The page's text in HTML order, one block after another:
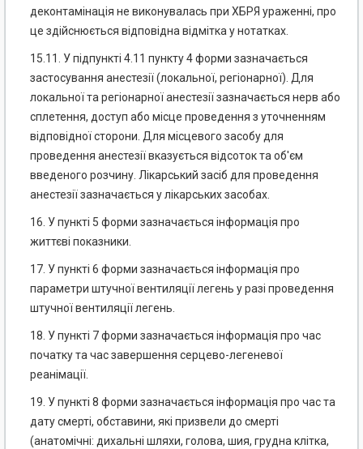
деконтамінація не виконувалась при ХБРЯ ураженні, про
це здійснюється відповідна відмітка у нотатках.
15.11. У підпункті 4.11 пункту 4 форми зазначається
застосування анестезії (локальної, регіонарної). Для
локальної та регіонарної анестезії зазначається нерв або
сплетення, доступ або місце проведення з уточненням
відповідної сторони. Для місцевого засобу для
проведення анестезії вказується відсоток та об'єм
введеного розчину. Лікарський засіб для проведення
анестезії зазначається у лікарських засобах.
16. У пункті 5 форми зазначається інформація про
життєві показники.
17. У пункті 6 форми зазначається інформація про
параметри штучної вентиляції легень у разі проведення
штучної вентиляції легень.
18. У пункті 7 форми зазначається інформація про час
початку та час завершення серцево-легеневої
реанімації.
19. У пункті 8 форми зазначається інформація про час та
дату смерті, обставини, які призвели до смерті
(анатомічні: дихальні шляхи, голова, шия, грудна клітка,